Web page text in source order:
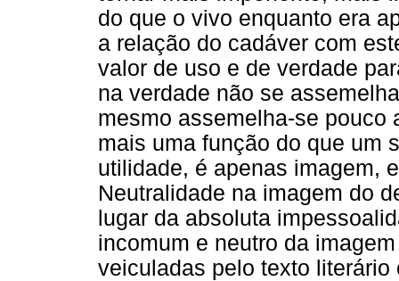
do que o vivo enquanto era
a relação do cadáver com
valor de uso e de verdade
na verdade não se
mesmo assemelha-se pouco
mais uma função do que um
utilidade, é apenas imagem,
Neutralidade na imagem do
lugar da absoluta
incomum e neutro da
veiculadas pelo texto